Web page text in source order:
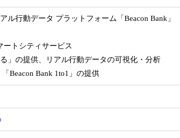
ル行動データ プラットフォーム「Beacon Bank」
ートシティサービス
」の提供、リアル行動データの可視化・分析
「Beacon Bank 1to1」の提供